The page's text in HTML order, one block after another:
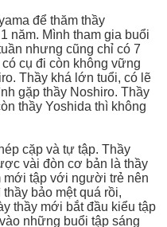
để thăm thầy
năm. Mình tham gia buổi
nhưng cũng chỉ có 7
cụ đi còn không vững
Thầy khá lớn tuổi, có lẽ
gặp thầy Noshiro. Thầy
thầy Yoshida thì không
cặp và tự tập. Thầy
vài đòn cơ bản là thầy
mới tập với người trẻ nên
bảo mệt quá rồi,
thầy mới bắt đầu kiểu tập
những buổi tập sáng